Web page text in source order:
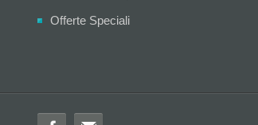
Offerte Speciali